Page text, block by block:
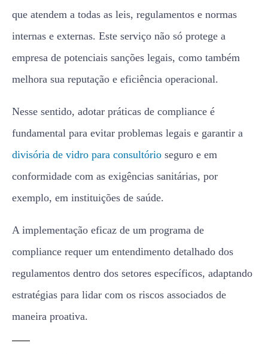
que atendem a todas as leis, regulamentos e normas
internas e externas. Este serviço não só protege a
empresa de potenciais sanções legais, como também
melhora sua reputação e eficiência operacional.
Nesse sentido, adotar práticas de compliance é
fundamental para evitar problemas legais e garantir a
divisória de vidro para consultório seguro e em
conformidade com as exigências sanitárias, por
exemplo, em instituições de saúde.
A implementação eficaz de um programa de
compliance requer um entendimento detalhado dos
regulamentos dentro dos setores específicos, adaptando
estratégias para lidar com os riscos associados de
maneira proativa.